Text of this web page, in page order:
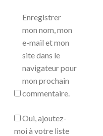
Enregistrer
mon nom, mon
e-mail et mon
site dans le
navigateur pour
mon prochain
commentaire.
Oui, ajoutez-
moi à votre liste